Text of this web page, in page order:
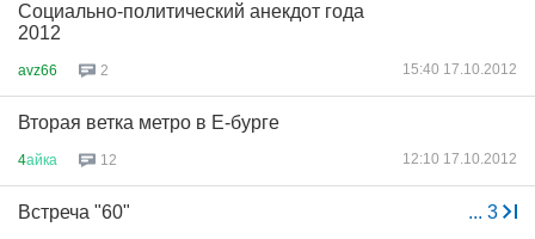
Социально-политический анекдот года
2012
avz66 2 15:40 17.10.2012
Вторая ветка метро в Е-бурге
4айка 12 12:10 17.10.2012
... 3
Встреча "60"